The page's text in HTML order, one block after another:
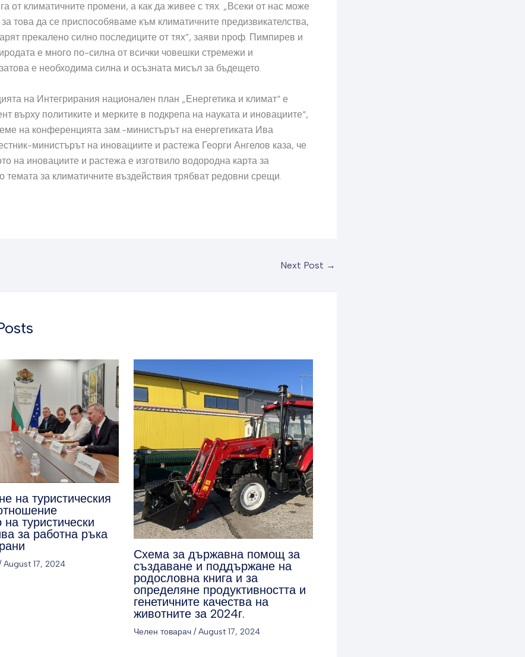
от климатичните промени, а как да живее с тях. „Всеки от нас може
това да се приспособяваме към климатичните предизвикателства,
прекалено силно последиците от тях”, заяви проф. Пимпирев и
е много по-силна от всички човешки стремежи и
е необходима силна и осъзната мисъл за бъдещето.
на Интегрирания национален план „Енергетика и климат“ е
върху политиките и мерките в подкрепа на науката и иновациите“,
на конференцията зам.-министърът на енергетиката Ива
министърът на иновациите и растежа Георги Ангелов каза, че
на иновациите и растежа е изготвило водородна карта за
темата за климатичните въздействия трябват редовни срещи.
Next Post →
на туристическия
на туристически
за работна ръка
August 17, 2024
Схема за държавна помощ за
създаване и поддържане на
родословна книга и за
определяне продуктивността и
генетичните качества на
животните за 2024г.
Челен товарач/August 17, 2024